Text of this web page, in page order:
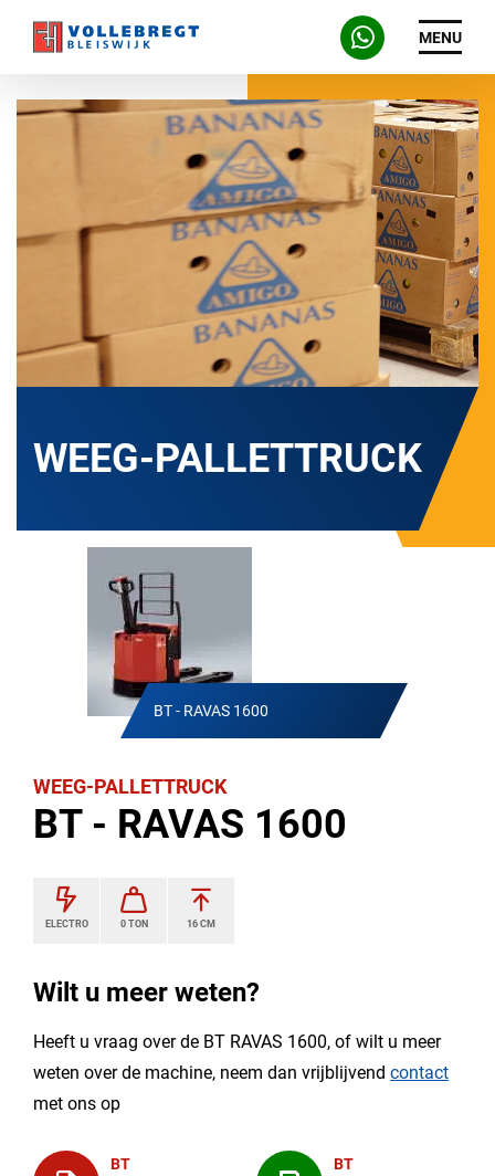
MENU
WEEG-PALLETTRUCK
BT - RAVAS 1600
WEEG-PALLETTRUCK
BT - RAVAS 1600
ELECTRO 0 TON 16 CM
Wilt u meer weten?
Heeft u vraag over de BT RAVAS 1600, of wilt u meer
weten over de machine, neem dan vrijblijvend contact
met ons op
BT BT